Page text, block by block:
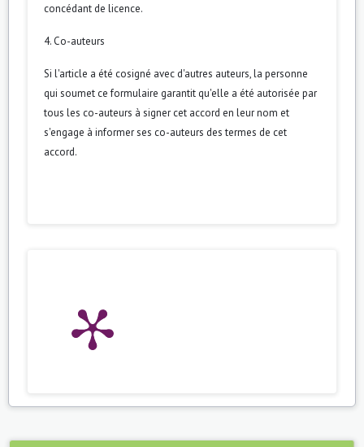
concédant de licence.
4. Co-auteurs
Si l'article a été cosigné avec d'autres auteurs, la personne
qui soumet ce formulaire garantit qu'elle a été autorisée par
tous les co-auteurs à signer cet accord en leur nom et
s'engage à informer ses co-auteurs des termes de cet
accord.